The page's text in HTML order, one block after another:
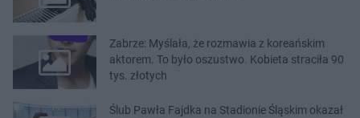
Zabrze: Myślała, że rozmawia z koreańskim
aktorem. To było oszustwo. Kobieta straciła 90
tys. złotych
Ślub Pawła Fajdka na Stadionie Śląskim okazał